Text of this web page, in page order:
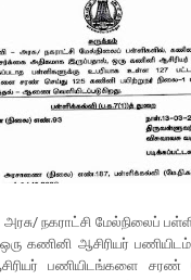
நகராட்சி மேல்நிலைப்
கணினி ஆசிரியர்
பணியிடங்களை சரண்